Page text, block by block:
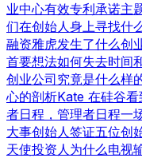
业中心有效专利承诺主
们在创始人身上寻找什
融资雅虎发生了什么创
首要想法如何失去时间
创业公司究竟是什么样
心的剖析Kate 在硅谷看
者日程，管理者日程一
大事创始人签证五位创
天使投资人为什么电视